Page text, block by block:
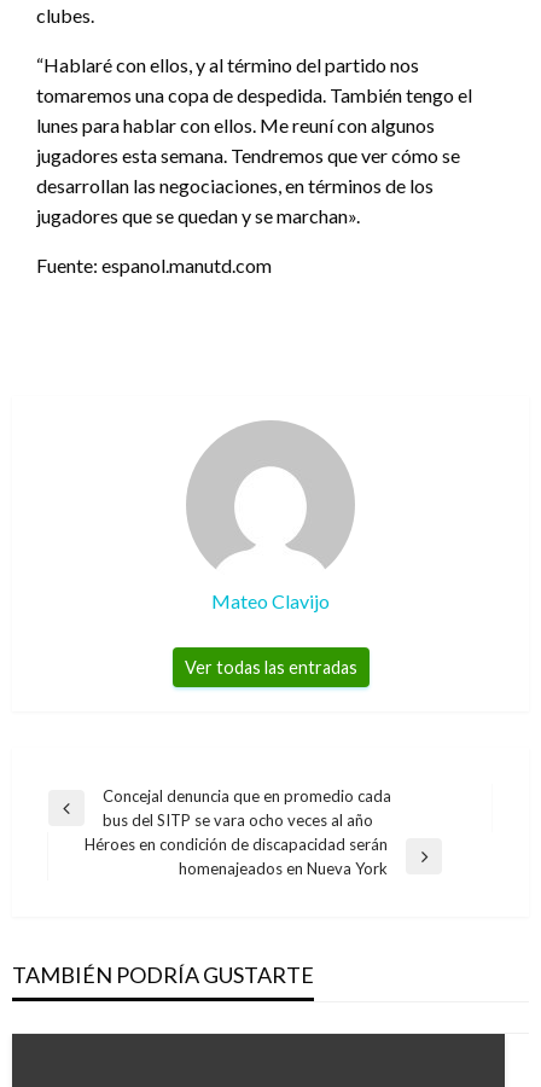
clubes.
“Hablaré con ellos, y al término del partido nos
tomaremos una copa de despedida. También tengo el
lunes para hablar con ellos. Me reuní con algunos
jugadores esta semana. Tendremos que ver cómo se
desarrollan las negociaciones, en términos de los
jugadores que se quedan y se marchan».
Fuente: espanol.manutd.com
Mateo Clavijo
Ver todas las entradas
Navegación
Entrada
anterior
Concejal denuncia que en promedio cada
bus del SITP se vara ocho veces al año
Héroes en condición de discapacidad serán
homenajeados en Nueva York
TAMBIÉN PODRÍA GUSTARTE